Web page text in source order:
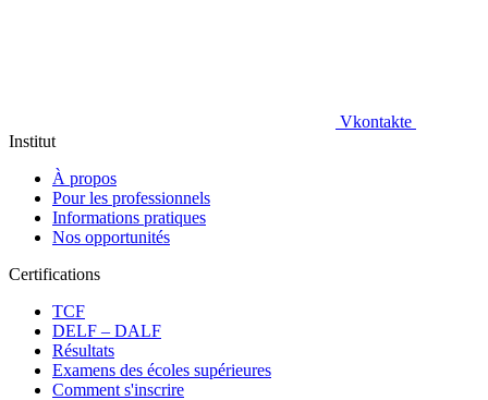
Vkontakte
Institut
À propos
Pour les professionnels
Informations pratiques
Nos opportunités
Certifications
TCF
DELF – DALF
Résultats
Examens des écoles supérieures
Comment s'inscrire